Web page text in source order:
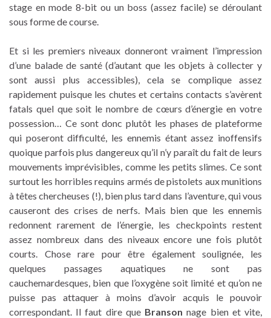
stage en mode 8-bit ou un boss (assez facile) se déroulant
sous forme de course.
Et si les premiers niveaux donneront vraiment l’impression
d’une balade de santé (d’autant que les objets à collecter y
sont aussi plus accessibles), cela se complique assez
rapidement puisque les chutes et certains contacts s’avèrent
fatals quel que soit le nombre de cœurs d’énergie en votre
possession… Ce sont donc plutôt les phases de plateforme
qui poseront difficulté, les ennemis étant assez inoffensifs
quoique parfois plus dangereux qu’il n’y paraît du fait de leurs
mouvements imprévisibles, comme les petits slimes. Ce sont
surtout les horribles requins armés de pistolets aux munitions
à têtes chercheuses (!), bien plus tard dans l’aventure, qui vous
causeront des crises de nerfs. Mais bien que les ennemis
redonnent rarement de l’énergie, les checkpoints restent
assez nombreux dans des niveaux encore une fois plutôt
courts. Chose rare pour être également soulignée, les
quelques passages aquatiques ne sont pas
cauchemardesques, bien que l’oxygène soit limité et qu’on ne
puisse pas attaquer à moins d’avoir acquis le pouvoir
correspondant. Il faut dire que Branson nage bien et vite,